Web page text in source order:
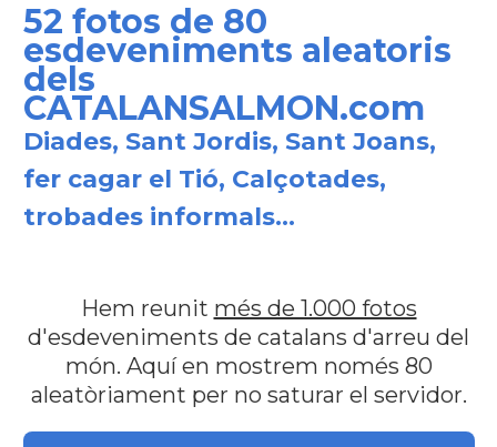
52 fotos de 80
esdeveniments aleatoris
dels
CATALANSALMON.com
Diades, Sant Jordis, Sant Joans,
fer cagar el Tió, Calçotades,
trobades informals...
Hem reunit més de 1.000 fotos
d'esdeveniments de catalans d'arreu del
món. Aquí en mostrem només 80
aleatòriament per no saturar el servidor.